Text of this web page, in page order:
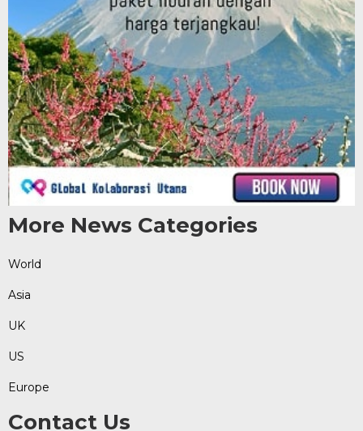
More News Categories
World
Asia
UK
US
Europe
Contact Us